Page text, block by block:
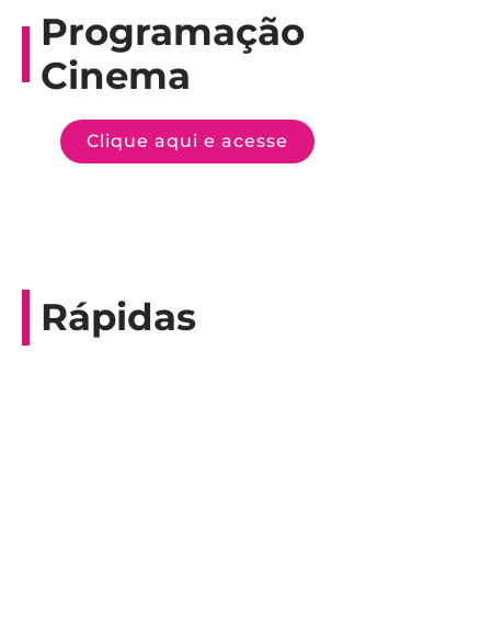
Programação
Cinema
Clique aqui e acesse
Rápidas